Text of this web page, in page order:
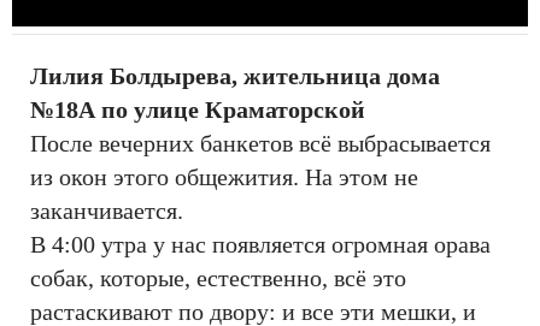
Лилия Болдырева, жительница дома
№18А по улице Краматорской
После вечерних банкетов всё выбрасывается
из окон этого общежития. На этом не
заканчивается.
В 4:00 утра у нас появляется огромная орава
собак, которые, естественно, всё это
растаскивают по двору: и все эти мешки, и